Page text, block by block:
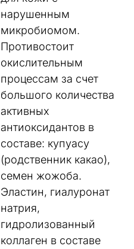
нарушенным
микробиомом.
Противостоит
окислительным
процессам за счет
большого количества
активных
антиоксидантов в
составе: купуасу
(родственник какао),
семен жожоба.
Эластин, гиалуронат
натрия,
гидролизованный
коллаген в составе